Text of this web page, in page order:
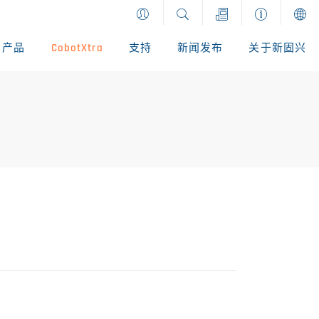
产品 CobotXtra 支持 新闻发布 关于新固兴